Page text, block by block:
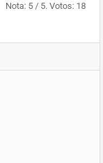
Nota: 5 / 5. Votos: 18